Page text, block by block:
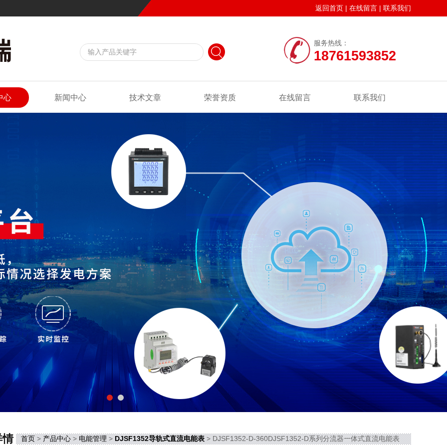
返回首页 | 在线留言 | 联系我们
服务热线：
18761593852
心 新闻中心 技术文章 荣誉资质 在线留言 联系我们
情 首页>产品中心>电能管理>DJSF1352导轨式直流电能表> DJSF1352-D-360DJSF1352-D系列分流器一体式直流电能表